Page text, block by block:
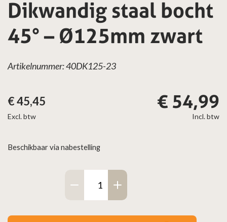
Dikwandig staal bocht
45° – Ø125mm zwart
Incl. btw
€ 54,99
Excl. btw
€45,45
Artikelnummer: 40DK125-23
Beschikbaar via nabestelling